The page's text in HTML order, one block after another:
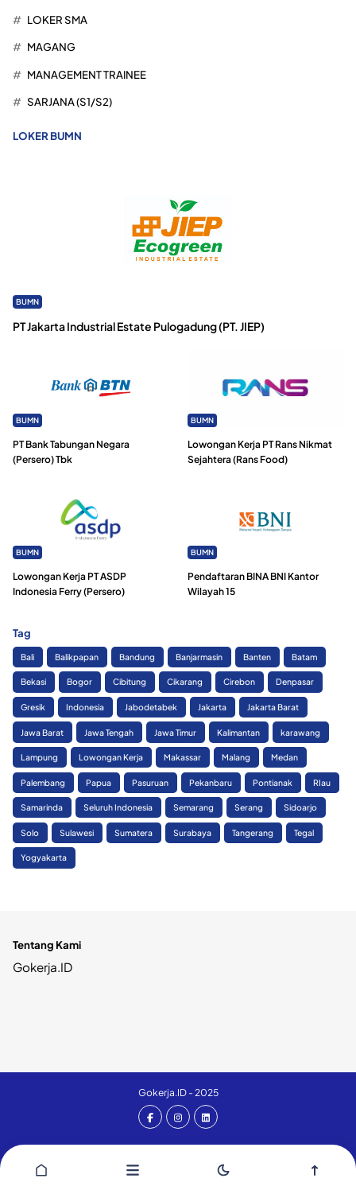
LOKER SMA
MAGANG
MANAGEMENT TRAINEE
SARJANA (S1/S2)
LOKER BUMN
BUMN
PT Jakarta Industrial Estate Pulogadung (PT. JIEP)
BUMN
PT Bank Tabungan Negara
(Persero) Tbk
BUMN
Lowongan Kerja PT Rans Nikmat
Sejahtera (Rans Food)
BUMN
Lowongan Kerja PT ASDP
Indonesia Ferry (Persero)
BUMN
Pendaftaran BINA BNI Kantor
Wilayah 15
Tag
Bali Balikpapan Bandung Banjarmasin Banten Batam
Bekasi Bogor Cibitung Cikarang Cirebon Denpasar
Gresik Indonesia Jabodetabek Jakarta Jakarta Barat
Jawa Barat Jawa Tengah Jawa Timur Kalimantan karawang
Lampung Lowongan Kerja Makassar Malang Medan
Palembang Papua Pasuruan Pekanbaru Pontianak RIau
Samarinda Seluruh Indonesia Semarang Serang Sidoarjo
Solo Sulawesi Sumatera Surabaya Tangerang Tegal
Yogyakarta
Tentang Kami
Gokerja.ID
Gokerja.ID - 2025